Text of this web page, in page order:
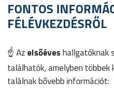
FONTOS
FÉLÉVKEZDÉSRŐL
☝️ Az elsőéveshallgatóknak
találhatók, amelyben többek
találnak bővebb információt: